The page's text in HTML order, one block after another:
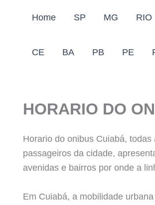
Home SP MG RIO
CE BA PB PE
HORARIO DO
Horario do onibus Cuiabá,
passageiros da cidade,
avenidas e bairros por onde a
Em Cuiabá, a mobilidade